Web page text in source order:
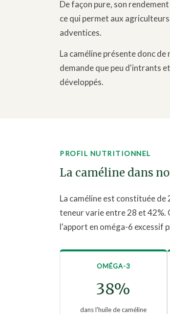
De façon pure, son
ce qui permet aux
adventices.
La caméline présente donc
demande que peu d'intrants
développés.
PROFIL NUTRITIONNEL
La caméline dans
La caméline est constituée
teneur varie entre 28 et 42%.
l'apport en oméga-6 excessif
OMÉGA-3
38%
dans l'huile de caméline